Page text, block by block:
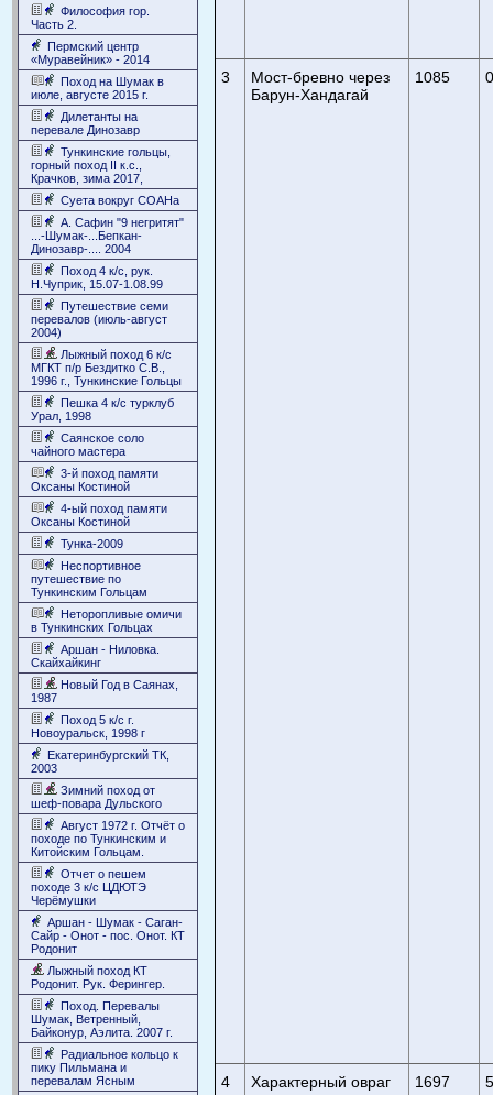
Философия гор.
Часть 2.
Пермский центр
«Муравейник» - 2014
Поход на Шумак в
июле, августе 2015 г.
Дилетанты на
перевале Динозавр
Тункинские гольцы,
горный поход II к.с.,
Крачков, зима 2017,
Суета вокруг СОАНа
А. Сафин "9 негритят"
...-Шумак-...Бепкан-
Динозавр-.... 2004
Поход 4 к/c, рук.
Н.Чуприк, 15.07-1.08.99
Путешествие семи
перевалов (июль-август
2004)
Лыжный поход 6 к/с
МГКТ п/р Бездитко С.В.,
1996 г., Тункинские Гольцы
Пешка 4 к/с турклуб
Урал, 1998
Саянское соло
чайного мастера
3-й поход памяти
Оксаны Костиной
4-ый поход памяти
Оксаны Костиной
Тунка-2009
Неспортивное
путешествие по
Тункинским Гольцам
Неторопливые омичи
в Тункинских Гольцах
Аршан - Ниловка.
Скайхайкинг
Новый Год в Саянах,
1987
Поход 5 к/с г.
Новоуральск, 1998 г
Екатеринбургский ТК,
2003
Зимний поход от
шеф-повара Дульского
Август 1972 г. Отчёт о
походе по Тункинским и
Китойским Гольцам.
Отчет о пешем
походе 3 к/с ЦДЮТЭ
Черёмушки
Аршан - Шумак - Саган-
Сайр - Онот - пос. Онот. КТ
Родонит
Лыжный поход КТ
Родонит. Рук. Ферингер.
Поход. Перевалы
Шумак, Ветренный,
Байконур, Аэлита. 2007 г.
Радиальное кольцо к
пику Пильмана и
перевалам Ясным
3
Мост-бревно через
Барун-Хандагай
1085
4 Характерный овраг 1697 5